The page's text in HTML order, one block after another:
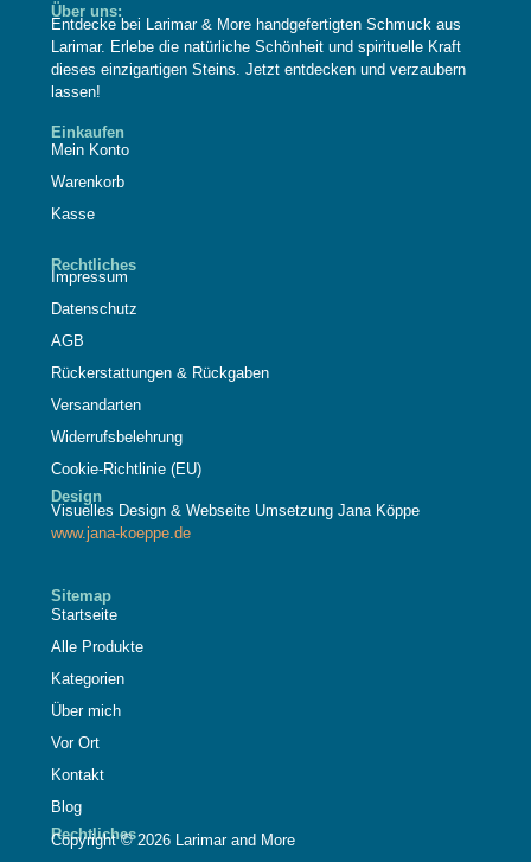
Über uns:
Entdecke bei Larimar & More handgefertigten Schmuck aus
Larimar. Erlebe die natürliche Schönheit und spirituelle Kraft
dieses einzigartigen Steins. Jetzt entdecken und verzaubern
lassen!
Einkaufen
Mein Konto
Warenkorb
Kasse
Rechtliches
Impressum
Datenschutz
AGB
Rückerstattungen & Rückgaben
Versandarten
Widerrufsbelehrung
Cookie-Richtlinie (EU)
Design
Visuelles Design & Webseite Umsetzung Jana Köppe
www.jana-koeppe.de
Sitemap
Startseite
Alle Produkte
Kategorien
Über mich
Vor Ort
Kontakt
Blog
Rechtliches
Copyright © 2026 Larimar and More